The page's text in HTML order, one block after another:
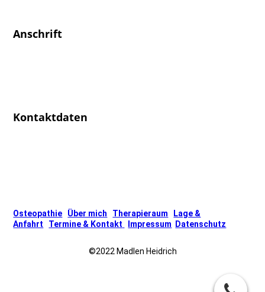
Anschrift
Kontaktdaten
Osteopathie Über mich Therapieraum
Lage &
Anfahrt
Termine & Kontakt Impressum Datenschutz
©2022 Madlen Heidrich